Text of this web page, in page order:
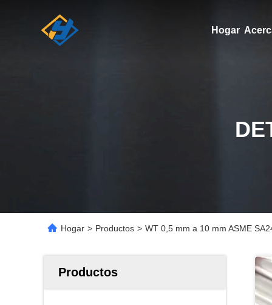
Hogar
Hogar > Productos > WT 0,5 mm a 10 mm ASME
Productos